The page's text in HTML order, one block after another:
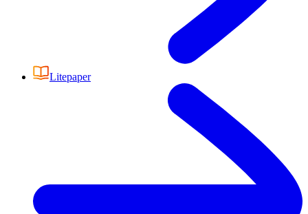
Litepaper